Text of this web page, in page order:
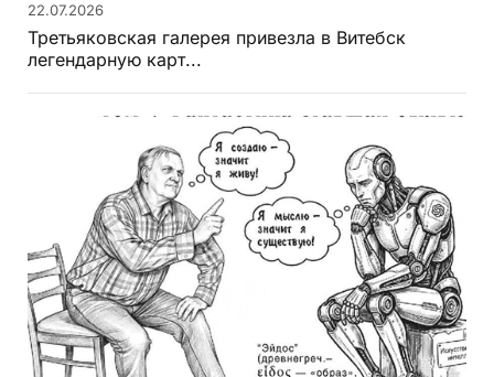
22.07.2026
Третьяковская галерея привезла в Витебск
легендарную карт...